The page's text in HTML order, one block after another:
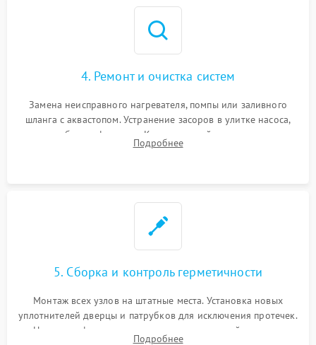
4. Ремонт и очистка систем
Замена неисправного нагревателя, помпы или заливного
шланга с аквастопом. Устранение засоров в улитке насоса,
патрубках и фильтрах. Компонентный ремонт платы
управления, восстановление поврежденной проводки.
Подробнее
5. Сборка и контроль герметичности
Монтаж всех узлов на штатные места. Установка новых
уплотнителей дверцы и патрубков для исключения протечек.
Надежная фиксация хомутов гидравлической системы,
Подробнее